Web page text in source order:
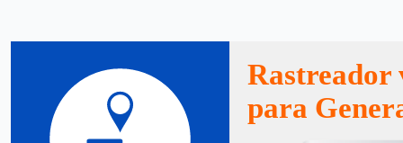
Rastreador
para